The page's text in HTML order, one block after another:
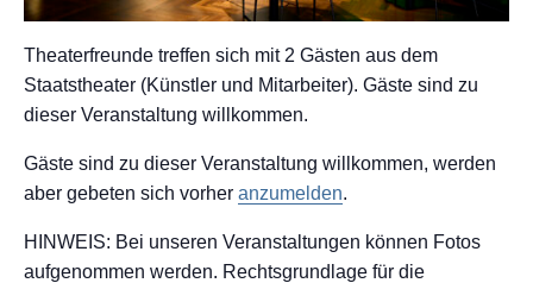
Theaterfreunde treffen sich mit 2 Gästen aus dem
Staatstheater (Künstler und Mitarbeiter). Gäste sind zu
dieser Veranstaltung willkommen.
Gäste sind zu dieser Veranstaltung willkommen, werden
aber gebeten sich vorher anzumelden.
HINWEIS: Bei unseren Veranstaltungen können Fotos
aufgenommen werden. Rechtsgrundlage für die